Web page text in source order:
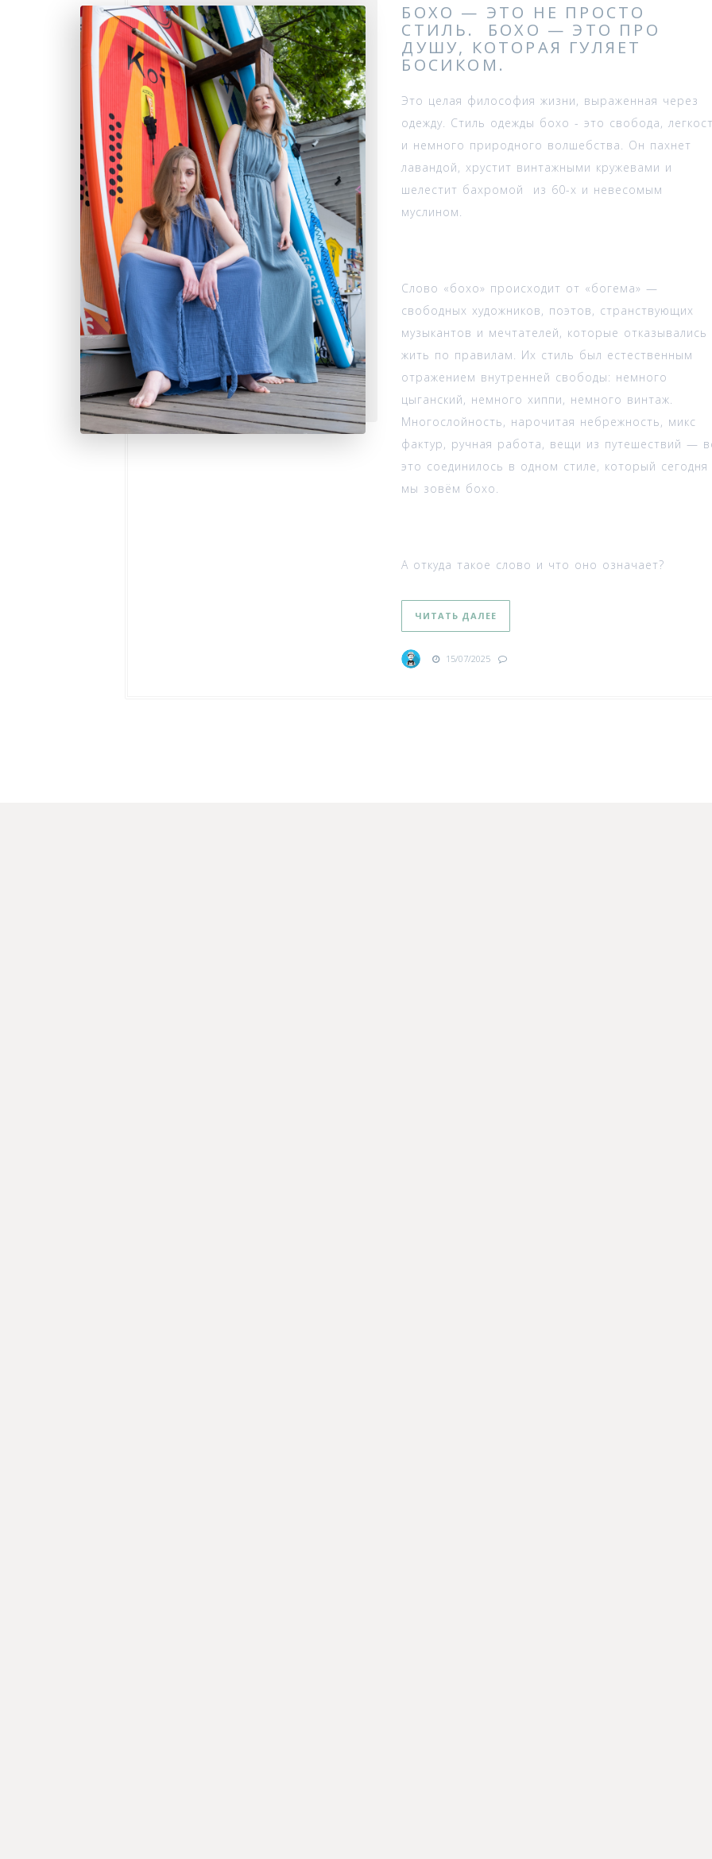
БОХО — ЭТО НЕ ПРОСТО
СТИЛЬ. БОХО — ЭТО ПРО
ДУШУ, КОТОРАЯ ГУЛЯЕТ
БОСИКОМ.
Это целая философия жизни, выраженная через
одежду. Стиль одежды бохо - это свобода,
и немного природного волшебства. Он пахнет
лавандой, хрустит винтажными кружевами и
шелестит бахромой из 60-х и невесомым
муслином.
Слово «бохо» происходит от «богема» —
свободных художников, поэтов, странствующих
музыкантов и мечтателей, которые отказывались
жить по правилам. Их стиль был естественным
отражением внутренней свободы: немного
цыганский, немного хиппи, немного винтаж.
Многослойность, нарочитая небрежность, микс
фактур, ручная работа, вещи из путешествий —
это соединилось в одном стиле, который сегодня
мы зовём бохо.
А откуда такое слово и что оно означает?
ЧИТАТЬ ДАЛЕЕ
15/07/2025